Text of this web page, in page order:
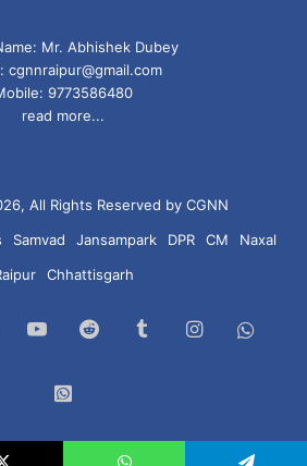
Mr. Abhishek Dubey
cgnnraipur@gmail.com
9773586480
read more...
All Rights Reserved by CGNN
Samvad Jansampark DPR CM
Naxal
Chhattisgarh
YouTubeReddit TumblrInstagram
Group